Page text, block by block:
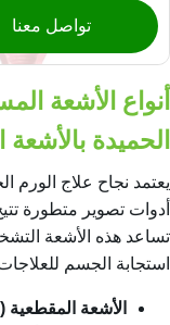
تواصل معنا
أنواع الأشعة
الحميدة بالأشعة
يعتمد نجاح علاج الورم
أدوات تصوير متطورة
تساعد هذه الأشعة
استجابة الجسم
الأشعة المقطعية (CT):